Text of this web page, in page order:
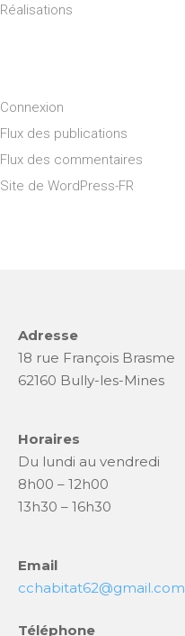
Réalisations
Connexion
Flux des publications
Flux des commentaires
Site de WordPress-FR
Adresse
18 rue François Brasme
62160 Bully-les-Mines
Horaires
Du lundi au vendredi
8h00 – 12h00
13h30 – 16h30
Email
cchabitat62@gmail.com
Téléphone